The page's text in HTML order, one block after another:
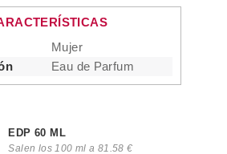
Mujer
Eau de Parfum
EDP 60 ML
Salen los 100 ml a 81.58 €